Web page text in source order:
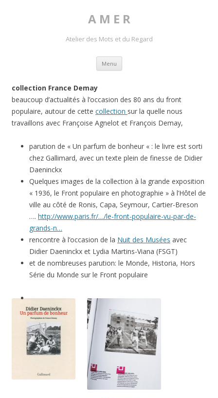
A M E R
Atelier des Mots et du Regard
Menu Skip to content
collection France Demay
beaucoup d’actualités à l’occasion des 80 ans du front
populaire, autour de cette collection sur la quelle nous
travaillons avec Françoise Agnelot et François Demay,
parution de « Un parfum de bonheur « : le livre est sorti
chez Gallimard, avec un texte plein de finesse de Didier
Daeninckx
Quelques images de la collection à la grande exposition
« 1936, le Front populaire en photographie » à l’Hôtel de
ville au côté de Ronis, Capa, Seymour, Cartier-Breson
…. http://www.paris.fr/…/le-front-populaire-vu-par-de-
grands-n…
rencontre à l’occasion de la Nuit des Musées avec
Didier Daeninckx et Lydia Martins-Viana (FSGT)
et de nombreuses parution: le Monde, Historia, Hors
Série du Monde sur le Front populaire